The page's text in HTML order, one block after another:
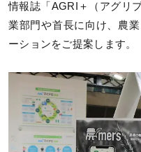
情報誌「AGRI＋（アグリ
業部門や首長に向け、農
ーションをご提案します。